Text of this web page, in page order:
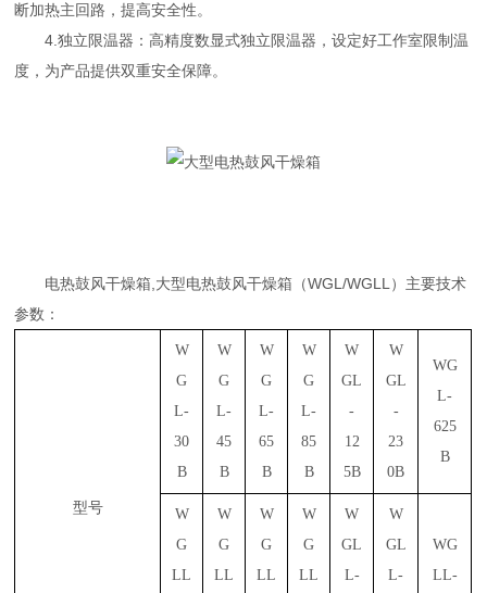
断加热主回路，提高安全性。
4.独立限温器：高精度数显式独立限温器，设定好工作室限制温
度，为产品提供双重安全保障。
电热鼓风干燥箱,大型电热鼓风干燥箱（WGL/WGLL）主要技术
参数：
型号
W
G
L-
30
B
W
G
L-
45
B
W
G
L-
65
B
W
G
L-
85
B
W
GL
-
12
5B
W
GL
-
23
0B
WG
L-
625
B
W
G
LL
W
G
LL
W
G
LL
W
G
LL
W
GL
L-
W
GL
L-
WG
LL-